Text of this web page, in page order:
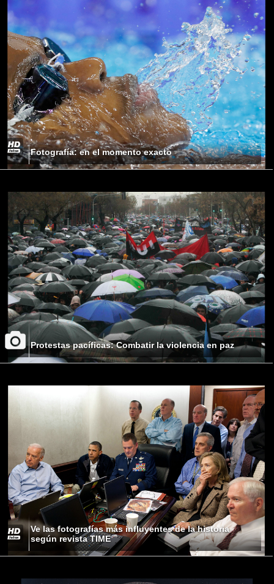
Fotografía: en el momento exacto
Protestas pacíficas: Combatir la violencia en paz
Ve las fotografías más influyentes de la historia
según revista TIME